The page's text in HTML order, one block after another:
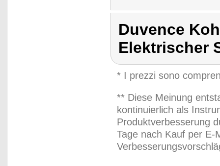
Duvence
Elektrischer
* I prezzi sono
** Diese Meinung
kontinuierlich als
Produktverbesserung
Tage nach Kauf per E-